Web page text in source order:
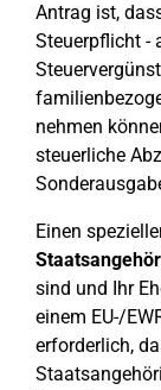
Antrag ist,
Steuerpflicht -
nehmen
steuerliche
Einen
sind und Ihr
einem EU-/
erforderlich,